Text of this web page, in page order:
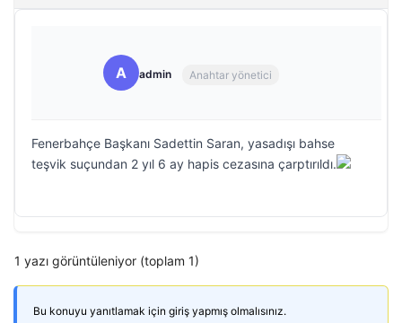
A admin Anahtar yönetici
Fenerbahçe Başkanı Sadettin Saran, yasadışı bahse
teşvik suçundan 2 yıl 6 ay hapis cezasına çarptırıldı.
1 yazı görüntüleniyor (toplam 1)
Bu konuyu yanıtlamak için giriş yapmış olmalısınız.